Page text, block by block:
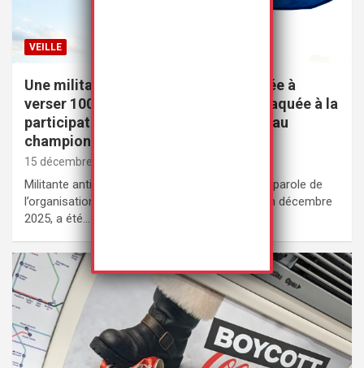
VEILLE
Une militante australienne condamnée à
verser 100 000 dollars pour s’être attaquée à la
participation de deux joueuses trans au
championnat féminin de football
15 décembre 2025
Militante anti-transgenre australienne et porte-parole de
l’organisation Binary Australia, Kirralie Smith, en décembre
2025, a été…